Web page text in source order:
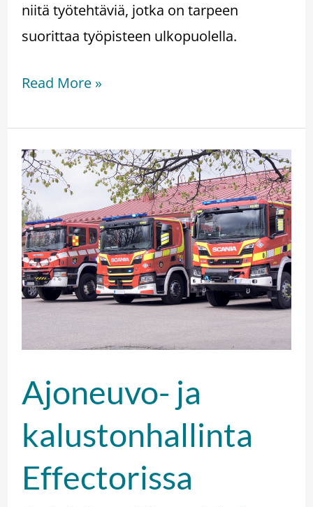
niitä työtehtäviä, jotka on tarpeen
suorittaa työpisteen ulkopuolella.
Read More »
Ajoneuvo- ja
kalustonhallinta
Effectorissa
Ajoneuvo-
ja
kalustonhallinta
Effectorissa